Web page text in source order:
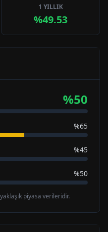
1 YILLIK
%49.53
%50
%65
%45
%50
piyasa verileridir.